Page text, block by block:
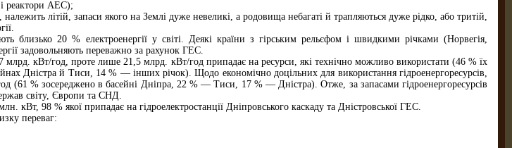
реактори АЕС);
літій, запаси якого на Землі дуже невеликі, а родовища небагаті й трапляються дуже рідко, або тритій,
20 % електроенергії у світі. Деякі країни з гірським рельєфом і швидкими річками (Норвегія,
задовольняють переважно за рахунок ГЕС.
млрд. кВт/год, проте лише 21,5 млрд. кВт/год припадає на ресурси, які технічно можливо використати (46 % їх
Дністра й Тиси, 14 % — інших річок). Щодо економічно доцільних для використання гідроенергоресурсів,
(61 % зосереджено в басейні Дніпра, 22 % — Тиси, 17 % — Дністра). Отже, за запасами гідроенергоресурсів
світу, Європи та СНД.
кВт, 98 % якої припадає на гідроелектростанції Дніпровського каскаду та Дністровської ГЕС.
переваг: